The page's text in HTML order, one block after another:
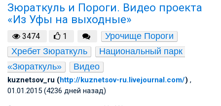
Зюраткуль и Пороги. Видео проекта
«Из Уфы на выходные»
3474 1
Урочище Пороги
Хребет Зюраткуль
Национальный парк
«Зюраткуль»
Видео
kuznetsov_ru (http://kuznetsov-ru.livejournal.com/) ,
01.01.2015 (4236 дней назад)